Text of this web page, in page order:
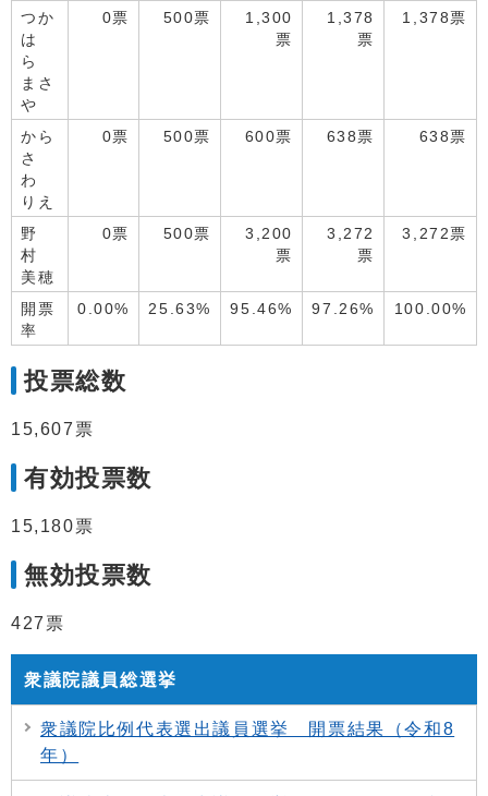
つか
は
ら
まさ
や
0票 500票
1,300
票
1,378
票
1,378票
から
さ
わ
りえ
0票 500票 600票 638票 638票
野
村
美穂
0票 500票
3,200
票
3,272
票
3,272票
開票
率
0.00% 25.63% 95.46% 97.26% 100.00%
投票総数
15,607票
有効投票数
15,180票
無効投票数
427票
衆議院議員総選挙
衆議院比例代表選出議員選挙 開票結果（令和8
年）